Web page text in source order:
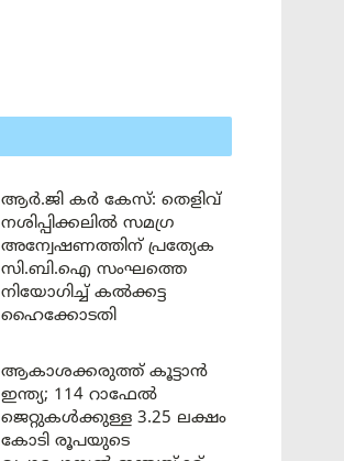
ആർ.ജി കർ കേസ്: തെളിവ്
നശിപ്പിക്കലിൽ സമഗ്ര
അന്വേഷണത്തിന് പ്രത്യേക
സി.ബി.ഐ സംഘത്തെ
നിയോഗിച്ച് കൽക്കട്ട
ഹൈക്കോടതി
ആകാശക്കരുത്ത് കൂട്ടാൻ
ഇന്ത്യ; 114 റാഫേൽ
ജെറ്റുകൾക്കുള്ള 3.25 ലക്ഷം
കോടി രൂപയുടെ